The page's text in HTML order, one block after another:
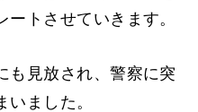
トさせていきます。
も見放され、警察に突
ました。